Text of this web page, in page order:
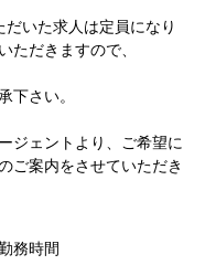
いた求人は定員になり
ただきますので、
下さい。
ジェントより、ご希望に
ご案内をさせていただき
務時間